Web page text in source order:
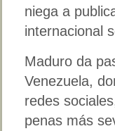
niega a
internacional
Maduro da
Venezuela,
redes
penas más